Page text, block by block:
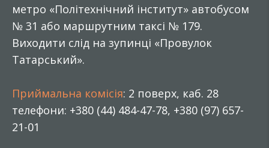
метро «Політехнічний інститут» автобусом
№ 31 або маршрутним таксі № 179.
Виходити слід на зупинці «Провулок
Татарський».
Приймальна комісія: 2 поверх, каб. 28
телефони: +380 (44) 484-47-78, +380 (97) 657-
21-01